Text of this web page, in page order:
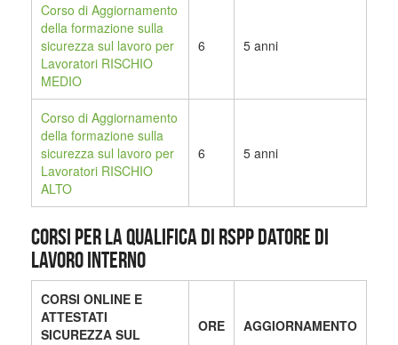
Corso di Aggiornamento
della formazione sulla
sicurezza sul lavoro per
Lavoratori RISCHIO
MEDIO
6 5 anni
Corso di Aggiornamento
della formazione sulla
sicurezza sul lavoro per
Lavoratori RISCHIO
ALTO
6 5 anni
CORSI PER LA QUALIFICA DI RSPP DATORE DI
LAVORO INTERNO
CORSI ONLINE E
ATTESTATI
SICUREZZA SUL
ORE AGGIORNAMENTO